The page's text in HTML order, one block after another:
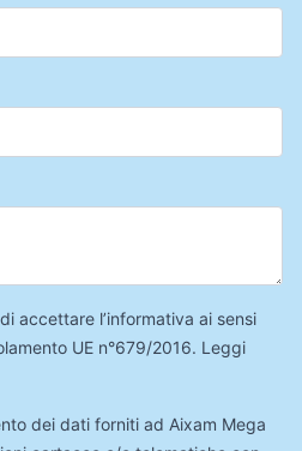
accettare l’informativa ai sensi
UE n°679/2016. Leggi
dei dati forniti ad Aixam Mega